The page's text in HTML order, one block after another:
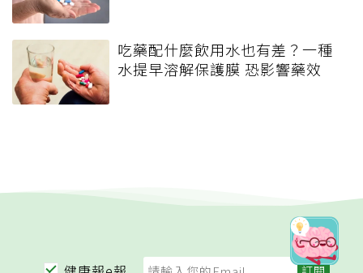
吃藥配什麼飲用水也有差？一種
水提早溶解保護膜 恐影響藥效